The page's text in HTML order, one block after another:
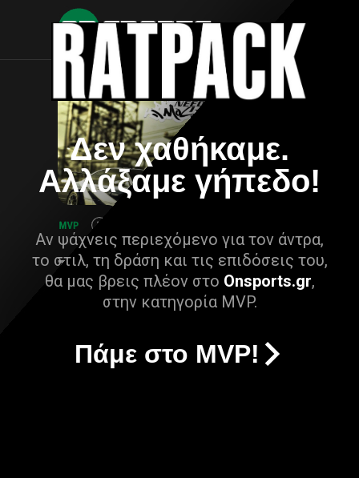
Δεν χαθήκαμε.
Αλλάξαμε γήπεδο!
Αν ψάχνεις περιεχόμενο για τον άντρα,
το στιλ, τη δράση και τις επιδόσεις του,
θα μας βρεις πλέον στο Onsports.gr,
στην κατηγορία MVP.
Πάμε στο MVP!